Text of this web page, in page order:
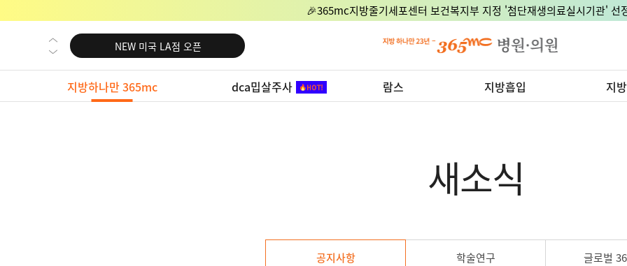
🎉365mc지방줄기세포센터 보건복지부 지정 '첨단재생의료실시기관' 선
NEW 미국 LA점 오픈
NEW 부산 지방줄기세포센터 오픈
NEW 영등포 지방줄기세포센터 오픈
NEW 교대 지방줄기세포센터 오픈
지방하나만 365mc dca밉살주사 람스 지방흡입 지
새소식
공지사항 학술연구 글로벌